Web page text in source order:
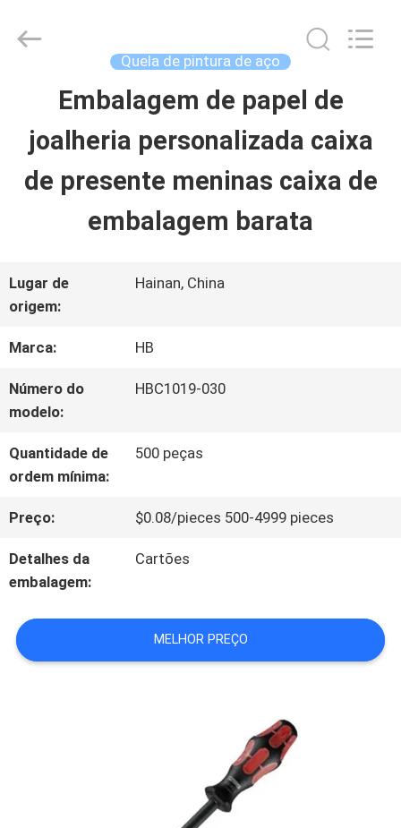
PARA
CASA
PRODUTOS
SOBRE
NÓS
VISITA
À
FÁBRICA
CONTROLE
DE
Electric
Quela de pintura de aço
Embalagem de papel de
joalheria personalizada caixa
de presente meninas caixa de
embalagem barata
Lugar de
origem:
Hainan, China
Marca: HB
Número do
modelo:
HBC1019-030
Quantidade de
ordem mínima:
500 peças
Preço: $0.08/pieces 500-4999 pieces
Detalhes da
embalagem:
Cartões
MELHOR PREÇO